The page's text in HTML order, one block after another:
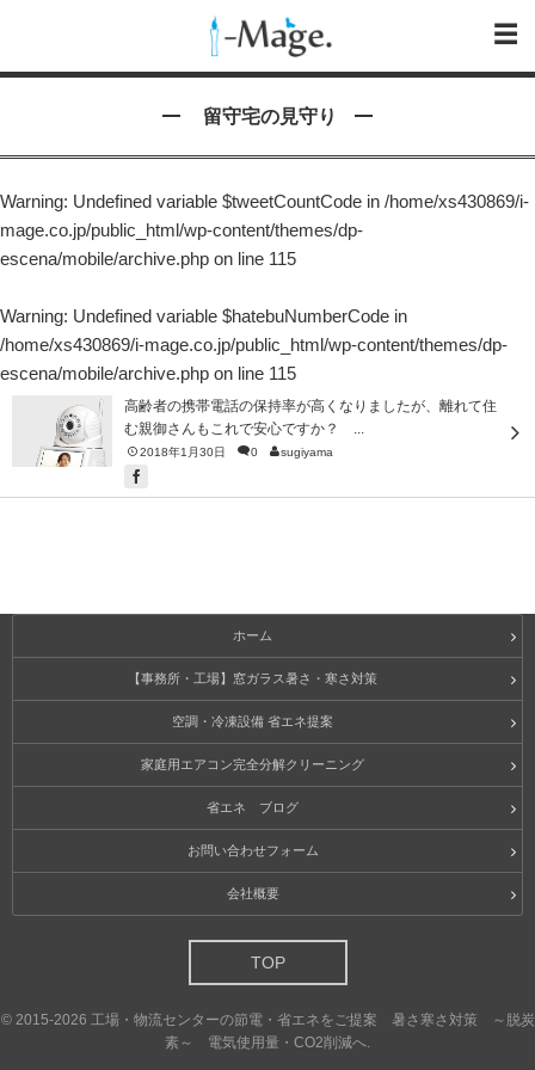
留守宅の見守り
Warning: Undefined variable $tweetCountCode in /home/xs430869/i-
mage.co.jp/public_html/wp-content/themes/dp-
escena/mobile/archive.php on line 115
Warning: Undefined variable $hatebuNumberCode in
/home/xs430869/i-mage.co.jp/public_html/wp-content/themes/dp-
escena/mobile/archive.php on line 115
高齢者の携帯電話の保持率が高くなりましたが、離れて住
む親御さんもこれで安心ですか？ ...
2018年1月30日 0 sugiyama
ホーム
【事務所・工場】窓ガラス暑さ・寒さ対策
空調・冷凍設備 省エネ提案
家庭用エアコン完全分解クリーニング
省エネ ブログ
お問い合わせフォーム
会社概要
TOP
© 2015-2026 工場・物流センターの節電・省エネをご提案 暑さ寒さ対策 ～脱炭
素～ 電気使用量・CO2削減へ.